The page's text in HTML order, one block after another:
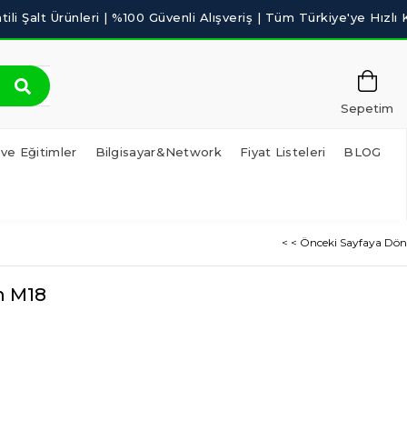
Sepetim
ve Eğitimler Bilgisayar&Network Fiyat Listeleri BLOG
< < Önceki Sayfaya Dön
M18